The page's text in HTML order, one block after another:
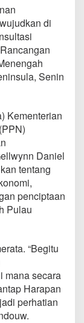
di
Senin
Kementerian
Daniel
tentang
penciptaan
Pulau
“Begitu
mana secara
Harapan
perhatian